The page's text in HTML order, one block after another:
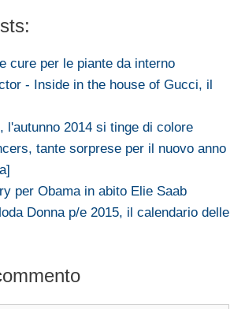
cure per le piante da interno
- Inside in the house of Gucci, il
l'autunno 2014 si tinge di colore
tante sorprese per il nuovo anno
per Obama in abito Elie Saab
Donna p/e 2015, il calendario delle